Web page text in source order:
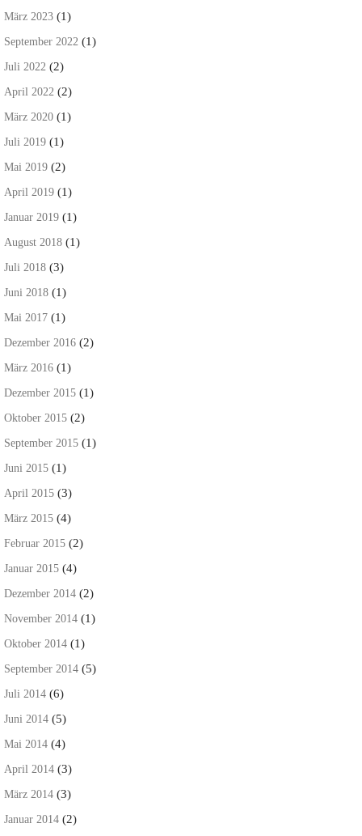
März 2023 (1)
September 2022 (1)
Juli 2022 (2)
April 2022 (2)
März 2020 (1)
Juli 2019 (1)
Mai 2019 (2)
April 2019 (1)
Januar 2019 (1)
August 2018 (1)
Juli 2018 (3)
Juni 2018 (1)
Mai 2017 (1)
Dezember 2016 (2)
März 2016 (1)
Dezember 2015 (1)
Oktober 2015 (2)
September 2015 (1)
Juni 2015 (1)
April 2015 (3)
März 2015 (4)
Februar 2015 (2)
Januar 2015 (4)
Dezember 2014 (2)
November 2014 (1)
Oktober 2014 (1)
September 2014 (5)
Juli 2014 (6)
Juni 2014 (5)
Mai 2014 (4)
April 2014 (3)
März 2014 (3)
Januar 2014 (2)